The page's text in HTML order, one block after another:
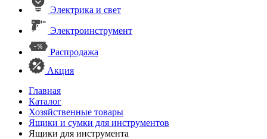
Электрика и свет
Электроинструмент
Распродажа
Акция
Главная
Каталог
Хозяйственные товары
Ящики и сумки для инструментов
Ящики для инструмента